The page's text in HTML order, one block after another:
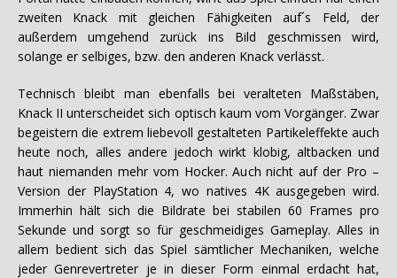
zweiten Knack mit gleichen Fähigkeiten auf´s Feld, der
außerdem umgehend zurück ins Bild geschmissen wird,
solange er selbiges, bzw. den anderen Knack verlässt.
Technisch bleibt man ebenfalls bei veralteten Maßstäben,
Knack II unterscheidet sich optisch kaum vom Vorgänger. Zwar
begeistern die extrem liebevoll gestalteten Partikeleffekte auch
heute noch, alles andere jedoch wirkt klobig, altbacken und
haut niemanden mehr vom Hocker. Auch nicht auf der Pro –
Version der PlayStation 4, wo natives 4K ausgegeben wird.
Immerhin hält sich die Bildrate bei stabilen 60 Frames pro
Sekunde und sorgt so für geschmeidiges Gameplay. Alles in
allem bedient sich das Spiel sämtlicher Mechaniken, welche
jeder Genrevertreter je in dieser Form einmal erdacht hat,